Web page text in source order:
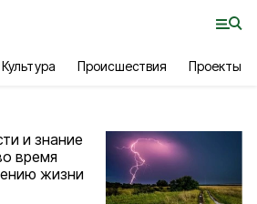
Культура Происшествия Проекты
и знание
время
жизни